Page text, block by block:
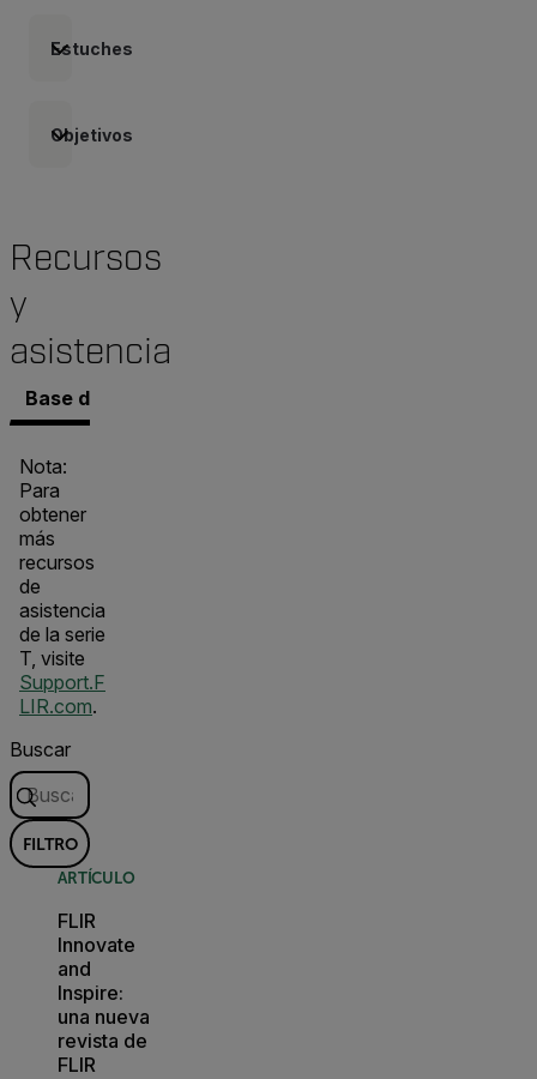
Estuches
Objetivos
Recursos
y
asistencia
Base de conocimientos
Nota:
Para
obtener
más
recursos
de
asistencia
de la serie
T, visite
Support.F
LIR.com.
Buscar
FILTRO
ARTÍCULO
FLIR
Innovate
and
Inspire:
una nueva
revista de
FLIR